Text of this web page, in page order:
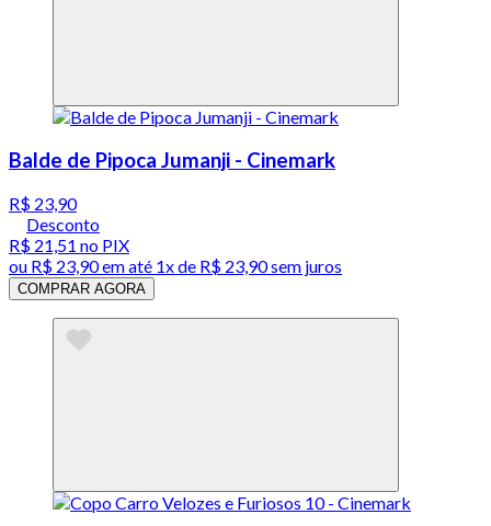
Balde de Pipoca Jumanji - Cinemark
R$ 23,90
Desconto
R$ 21,51 no PIX
ou R$ 23,90em até 1x de R$ 23,90sem juros
COMPRAR AGORA